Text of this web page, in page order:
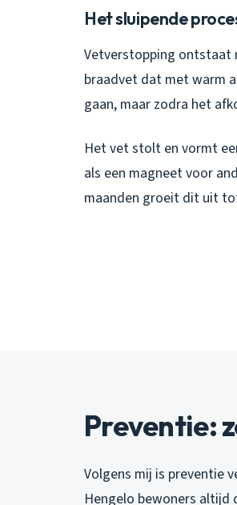
Het sluipende
Vetverstopping ontstaat
braadvet dat met warm
gaan, maar zodra het
Het vet stolt en vormt
als een magneet voor
maanden groeit dit uit
Preventie:
Volgens mij is preventie
Hengelo bewoners altijd